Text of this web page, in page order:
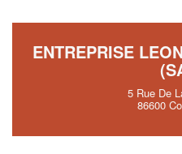
ENTREPRISE
5 Rue De
86600